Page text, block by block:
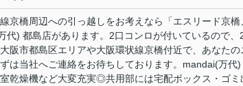
京橋周辺への引っ越しをお考えなら「エスリード京
代) 都島店があります。2口コンロが付いているので
阪市都島区エリアや大阪環状線京橋付近で、あなた
は当社へご連絡をお待ちしております。mandai(万
乾燥機など大変充実◎共用部には宅配ボックス・ゴ